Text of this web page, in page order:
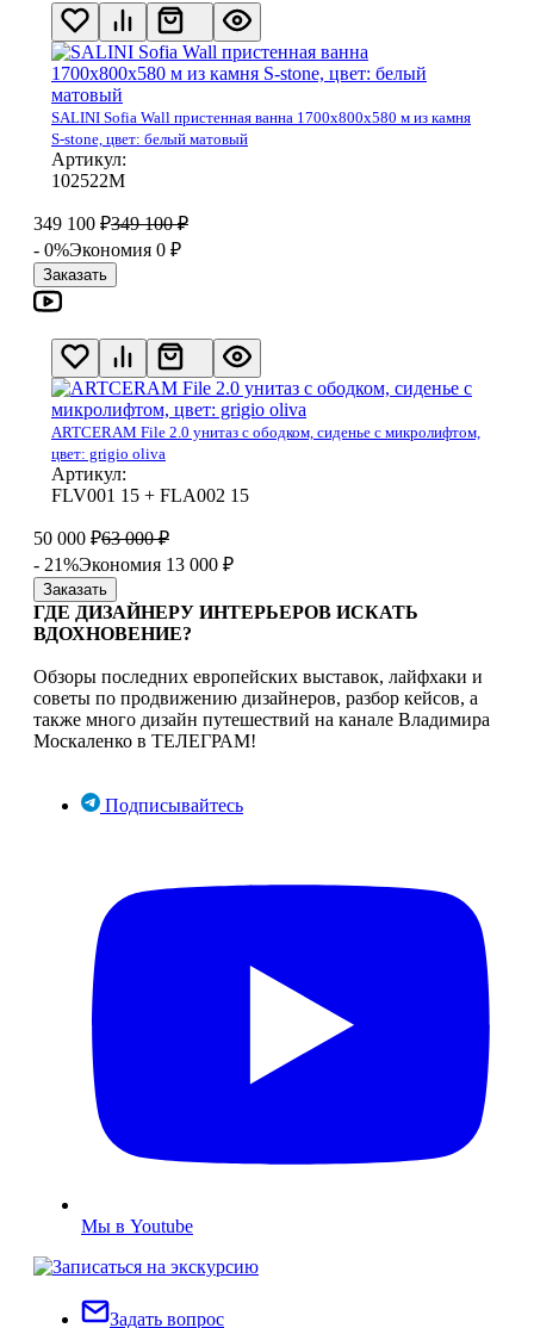
SALINI Sofia Wall пристенная ванна 1700х800х580 м из камня
S-stone, цвет: белый матовый
Артикул:
102522М
349 100 ₽349 100 ₽
- 0%Экономия 0 ₽
Заказать
ARTCERAM File 2.0 унитаз с ободком, сиденье с микролифтом,
цвет: grigio oliva
Артикул:
FLV001 15 + FLA002 15
50 000 ₽63 000 ₽
- 21%Экономия 13 000 ₽
Заказать
ГДЕ ДИЗАЙНЕРУ ИНТЕРЬЕРОВ ИСКАТЬ
ВДОХНОВЕНИЕ?
Обзоры последних европейских выставок, лайфхаки и
советы по продвижению дизайнеров, разбор кейсов, а
также много дизайн путешествий на канале Владимира
Москаленко в ТЕЛЕГРАМ!
Подписывайтесь
Мы в Youtube
Задать вопрос